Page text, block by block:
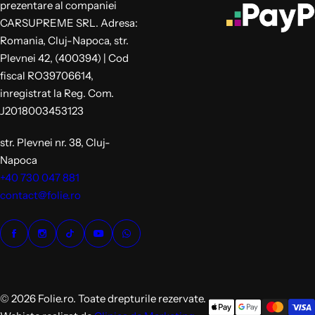
prezentare al companiei
CARSUPREME SRL. Adresa:
Romania, Cluj-Napoca, str.
Plevnei 42, (400394) | Cod
fiscal RO39706614,
inregistrat la Reg. Com.
J2018003453123
str. Plevnei nr. 38, Cluj-
Napoca
+40 730 047 881
contact@folie.ro
© 2026 Folie.ro. Toate drepturile rezervate.